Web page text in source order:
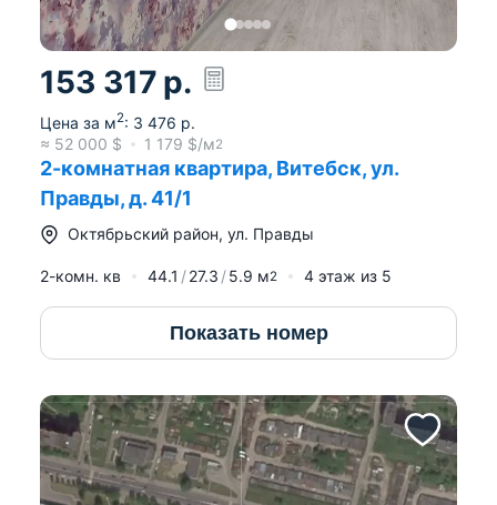
153 317 р.
Цена за м2: 3 476 р.
≈ 52 000 $ 1 179 $/м2
2-комнатная квартира, Витебск, ул.
Правды, д. 41/1
Октябрьский район, ул. Правды
2-комн. кв 44.1 27.3 5.9 м2 4 этаж из 5
Показать номер